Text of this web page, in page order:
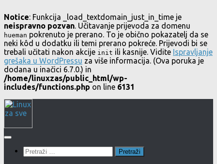
Notice: Funkcija _load_textdomain_just_in_time je
neispravno pozvan. Učitavanje prijevoda za domenu
hueman pokrenuto je prerano. To je obično pokazatelj da se
neki kôd u dodatku ili temi prerano pokreće. Prijevodi bi se
trebali učitati nakon akcije init ili kasnije. Vidite Ispravljanje
grešaka u WordPressu za više informacija. (Ova poruka je
dodana u inačici 6.7.0.) in
/home/linuxzas/public_html/wp-
includes/functions.php on line 6131
Skip
to
Pretraži: